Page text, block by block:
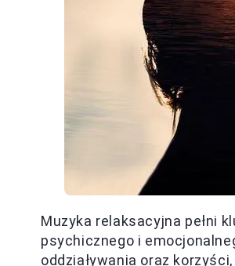
Muzyka relaksacyjna pełni
psychicznego i
oddziaływania oraz